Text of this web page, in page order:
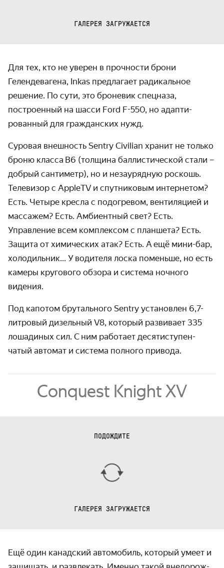
ГАЛЕРЕЯ ЗАГРУЖАЕТСЯ
Для тех, кто не уверен в прочности брони
Гелендевагена, Inkas пред­лагает радикальное
решение. По сути, это броневик спецназа,
построен­ный на шасси Ford F-550, но адапти­
рованный для гражданских нужд.
Суровая внешность Sentry Civilian хранит не только
броню класса В6 (толщина балли­стической стали –
добрый сантиметр), но и незаурядную роскошь.
Теле­визор с AppleTV и спутниковым интернетом?
Есть. Четыре кресла с подо­гревом, вентиляцией и
массажем? Есть. Амбиентный свет? Есть.
Управление всем комплексом с планшета? Есть.
Защита от химических атак? Есть. А ещё мини-бар,
холо­дильник… У водителя лоска поменьше, но есть
камеры кругового обзора и система ночного
видения.
Под капотом брутального Sentry установлен 6,7-
литровый дизельный V8, который развивает 335
лошадиных сил. С ним работает десятиступен­
чатый автомат и система полного привода.
Conquest Knight XV
ПОДОЖДИТЕ
ГАЛЕРЕЯ ЗАГРУЖАЕТСЯ
Ещё один канадский автомобиль, который умеет и